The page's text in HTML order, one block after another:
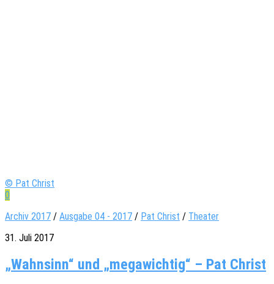
© Pat Christ
0
Archiv 2017 / Ausgabe 04 - 2017 / Pat Christ / Theater
31. Juli 2017
„Wahnsinn“ und „megawichtig“ – Pat Christ